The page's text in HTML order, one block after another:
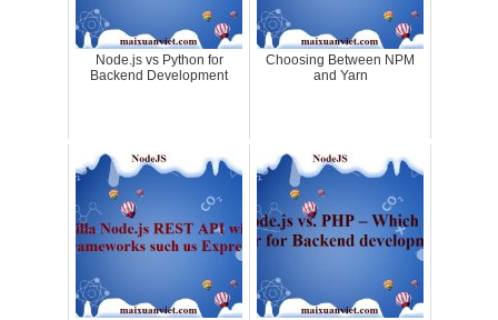
Node.js vs Python for
Backend Development
Choosing Between NPM
and Yarn